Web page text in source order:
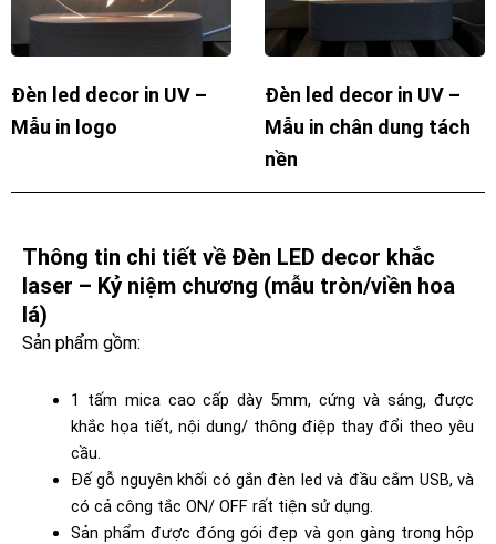
Đèn led decor in UV –
Mẫu in logo
Đèn led decor in UV –
Mẫu in chân dung tách
nền
Thông tin chi tiết về Đèn LED decor khắc
laser – Kỷ niệm chương (mẫu tròn/viền hoa
lá)
Sản phẩm gồm:
1 tấm mica cao cấp dày 5mm, cứng và sáng, được
khắc họa tiết, nội dung/ thông điệp thay đổi theo yêu
cầu.
Đế gỗ nguyên khối có gắn đèn led và đầu cắm USB, và
có cả công tắc ON/ OFF rất tiện sử dụng.
Sản phẩm được đóng gói đẹp và gọn gàng trong hộp